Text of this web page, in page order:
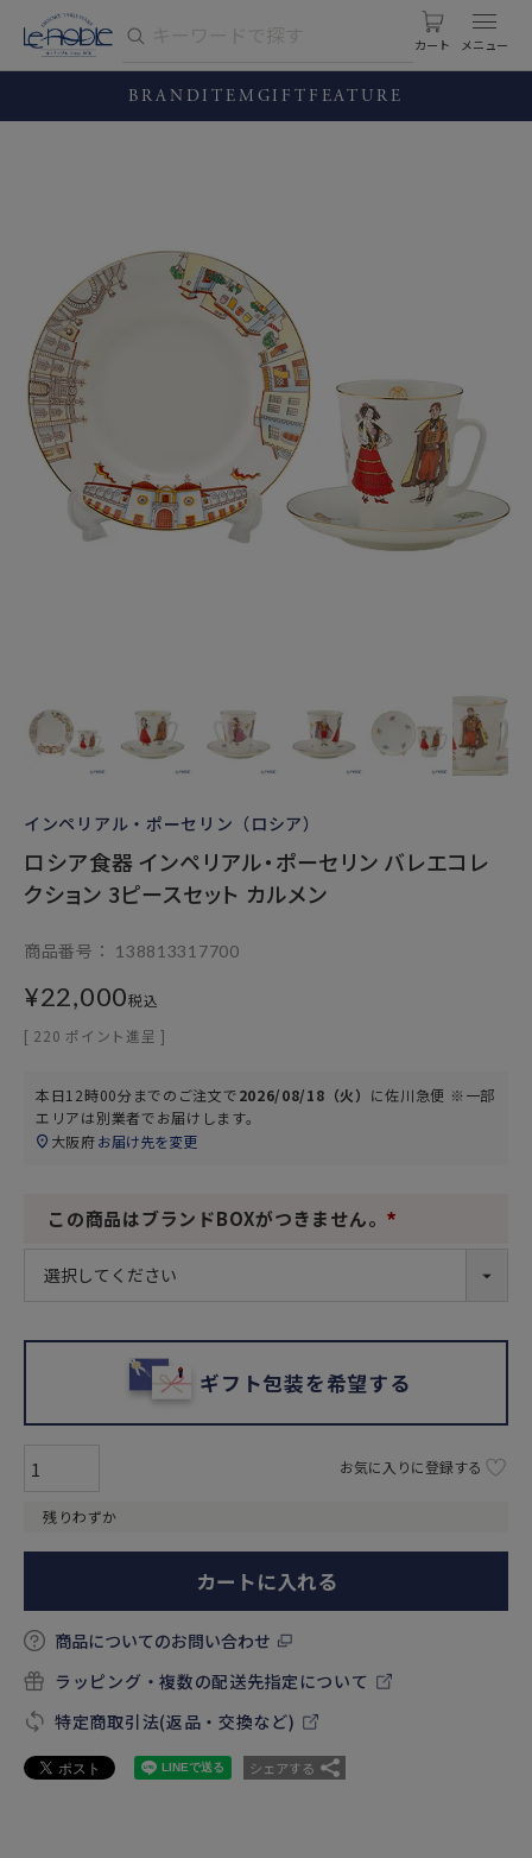
カート
BRANDITEM GIFT FEATURE
インペリアル・ポーセリン（ロシア）
ロシア食器 インペリアル・ポーセリン バレエコレ
クション 3ピースセット カルメン
商品番号 138813317700
¥22,000税込
[ 220 ポイント進呈 ]
本日12時00分までのご注文で2026/08/18（火） に佐川急便 ※一部
エリアは別業者でお届けします。
大阪府お届け先を変更
この商品はブランドBOXがつきません。
ギフト包装を希望する
残りわずか
お気に入りに登録する
カートに入れる
商品についてのお問い合わせ
ラッピング・複数の配送先指定について
特定商取引法(返品・交換など)
シェアする